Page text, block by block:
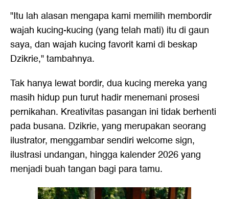
"Itu lah alasan mengapa kami memilih membordir
wajah kucing-kucing (yang telah mati) itu di gaun
saya, dan wajah kucing favorit kami di beskap
Dzikrie," tambahnya.
Tak hanya lewat bordir, dua kucing mereka yang
masih hidup pun turut hadir menemani prosesi
pernikahan. Kreativitas pasangan ini tidak berhenti
pada busana. Dzikrie, yang merupakan seorang
ilustrator, menggambar sendiri welcome sign,
ilustrasi undangan, hingga kalender 2026 yang
menjadi buah tangan bagi para tamu.